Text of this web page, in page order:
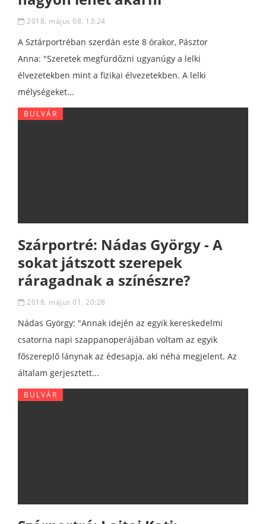
2018. május 08. 13:24
A Sztárportréban szerdán este 8 órakor, Pásztor
Anna: "Szeretek megfürdőzni ugyanúgy a lelki
élvezetekben mint a fizikai élvezetekben. A lelki
mélységeket...
BULVÁR
Szárportré: Nádas György - A
sokat játszott szerepek
ráragadnak a színészre?
2018. május 01. 20:28
Nádas György: "Annak idején az egyik kereskedelmi
csatorna napi szappanoperájában voltam az egyik
főszereplő lánynak az édesapja, aki néha megjelent. Az
általam gerjesztett...
BULVÁR